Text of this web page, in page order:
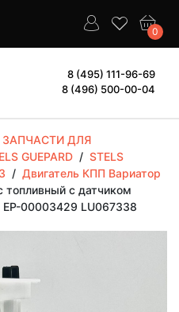
0
8 (495) 111-96-69
8 (496) 500-00-04
ЗАПЧАСТИ ДЛЯ
GUEPARD / STELS
/ Двигатель КПП Вариатор
топливный с датчиком
EP-00003429 LU067338